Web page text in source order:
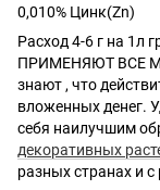
0,010% Цинк(Zn)
Расход 4-6 г на
ПРИМЕНЯЮТ ВСЕ
знают , что
вложенных денег.
себя наилучшим
декоративных
разных странах и